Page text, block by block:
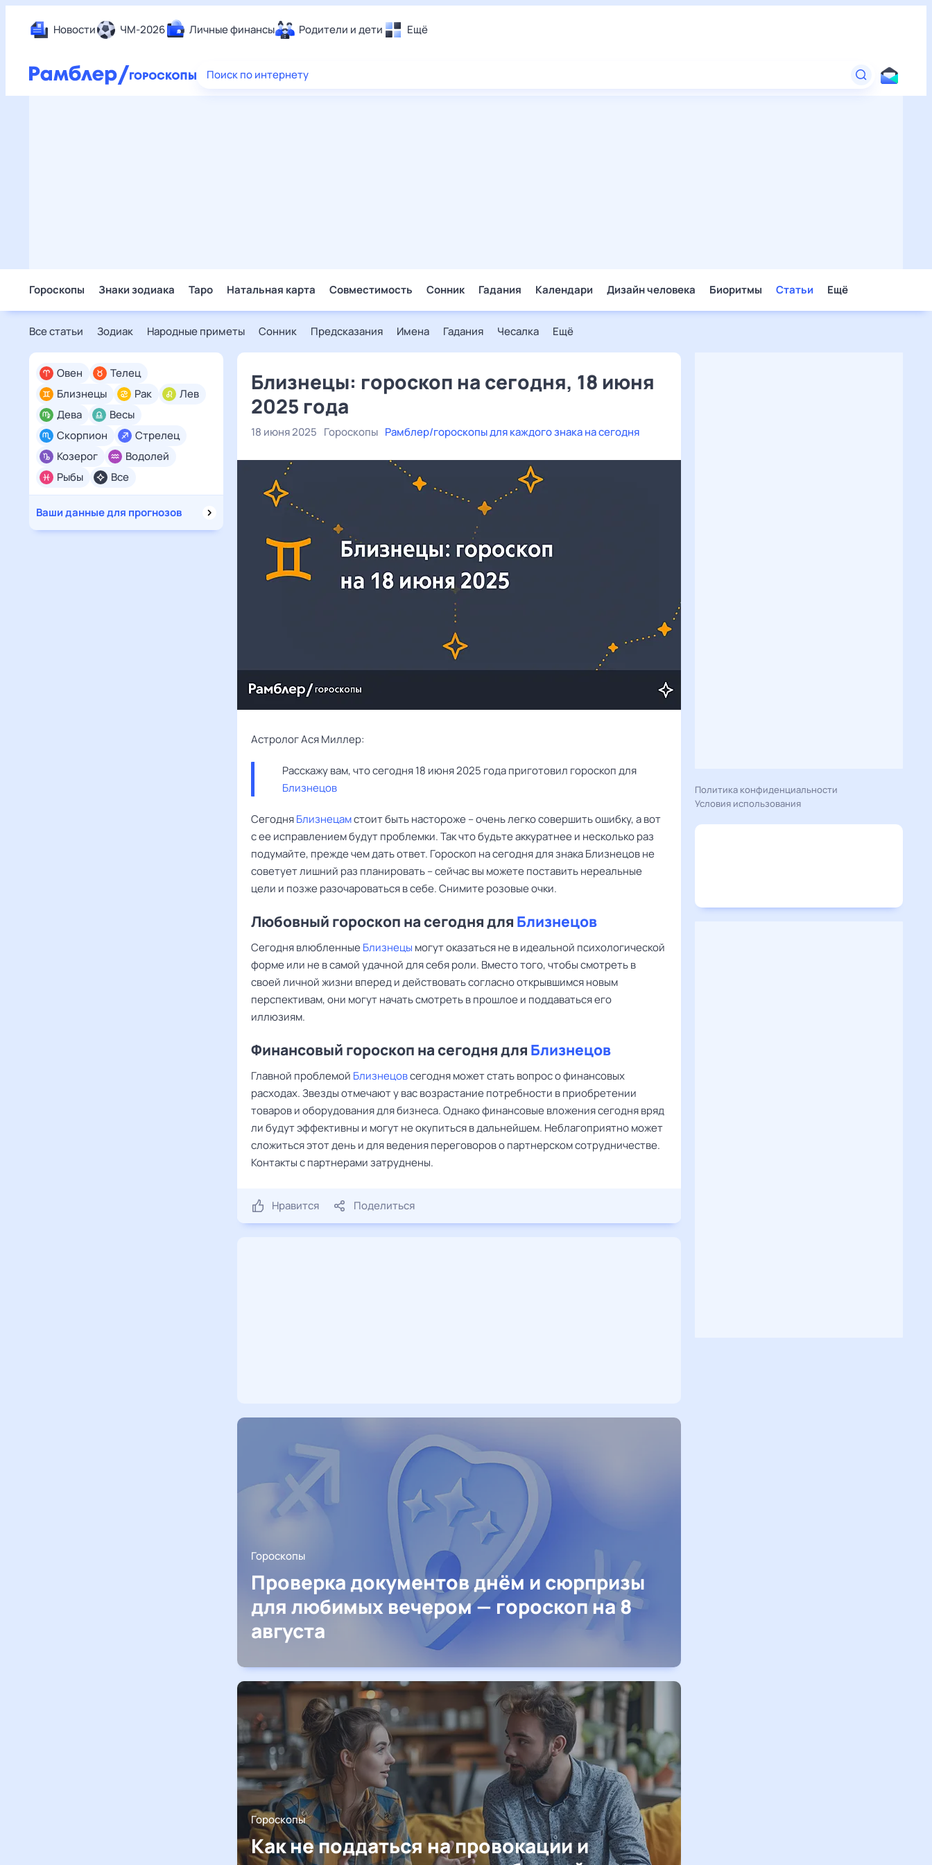
Новости ЧМ-2026 Личные финансы Родители и дети Ещё
Еда
Поиск по интернету
Гороскопы Знаки зодиака Таро Натальная карта Совместимость Сонник Гадания Календари Дизайн человека Биоритмы Статьи Ещё
Все статьи Зодиак Народные приметы Сонник Предсказания Имена Гадания Чесалка Ещё
Все
Овен
Телец
Близнецы
Рак
Лев
Дева
Весы
Скорпион
Стрелец
Козерог
Водолей
Рыбы
Ваши данные для прогнозов
Близнецы: гороскоп на сегодня, 18 июня
2025 года
18 июня 2025 Гороскопы Рамблер/гороскопы для каждого знака на сегодня
Астролог Ася Миллер:
Близнецов
СегодняБлизнецамстоит быть настороже – очень легко совершить ошибку, а вот
с ее исправлением будут проблемки. Так что будьте аккуратнее и несколько раз
подумайте, прежде чем дать ответ. Гороскоп на сегодня для знака Близнецов не
советует лишний раз планировать – сейчас вы можете поставить нереальные
цели и позже разочароваться в себе. Снимите розовые очки.
Любовный гороскоп на сегодня для Близнецов
Сегодня влюбленные Близнецы могут оказаться не в идеальной психологической
форме или не в самой удачной для себя роли. Вместо того, чтобы смотреть в
своей личной жизни вперед и действовать согласно открывшимся новым
перспективам, они могут начать смотреть в прошлое и поддаваться его
иллюзиям.
Финансовый гороскоп на сегодня для Близнецов
Главной проблемой Близнецовсегодня может стать вопрос о финансовых
расходах. Звезды отмечают у вас возрастание потребности в приобретении
товаров и оборудования для бизнеса. Однако финансовые вложения сегодня вряд
ли будут эффективны и могут не окупиться в дальнейшем. Неблагоприятно может
сложиться этот день и для ведения переговоров о партнерском сотрудничестве.
Контакты с партнерами затруднены.
Нравится Поделиться
Гороскопы
Проверка документов днём и сюрпризы
для любимых вечером — гороскоп на 8
августа
Гороскопы
Как не поддаться на провокации и
Политика конфиденциальности
Условия использования